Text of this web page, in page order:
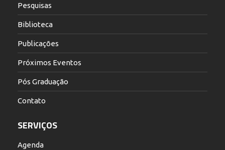
Pesquisas
Biblioteca
Publicações
Próximos Eventos
Pós Graduação
Contato
SERVIÇOS
Agenda